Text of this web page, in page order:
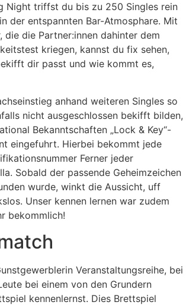
Night triffst du bis zu 250 Singles rein
der entspannten Bar-Atmosphare. Mit
die die Partner:innen dahinter dem
kriegen, kannst du fix sehen,
dir passt und wie kommt es,
anhand weiteren Singles so
nicht ausgeschlossen bekifft bilden,
Bekanntschaften „Lock & Key“-
eingefuhrt. Hierbei bekommt jede
Ferner jeder
Sobald der passende Geheimzeichen
wurde, winkt die Aussicht, uff
Unser kennen lernen war zudem
bekommlich!
Veranstaltungsreihe, bei
bei einem von den Grundern
kennenlernst. Dies Brettspiel